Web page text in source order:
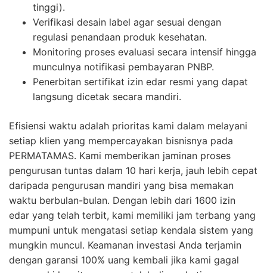
tinggi).
Verifikasi desain label agar sesuai dengan
regulasi penandaan produk kesehatan.
Monitoring proses evaluasi secara intensif hingga
munculnya notifikasi pembayaran PNBP.
Penerbitan sertifikat izin edar resmi yang dapat
langsung dicetak secara mandiri.
Efisiensi waktu adalah prioritas kami dalam melayani
setiap klien yang mempercayakan bisnisnya pada
PERMATAMAS. Kami memberikan jaminan proses
pengurusan tuntas dalam 10 hari kerja, jauh lebih cepat
daripada pengurusan mandiri yang bisa memakan
waktu berbulan-bulan. Dengan lebih dari 1600 izin
edar yang telah terbit, kami memiliki jam terbang yang
mumpuni untuk mengatasi setiap kendala sistem yang
mungkin muncul. Keamanan investasi Anda terjamin
dengan garansi 100% uang kembali jika kami gagal